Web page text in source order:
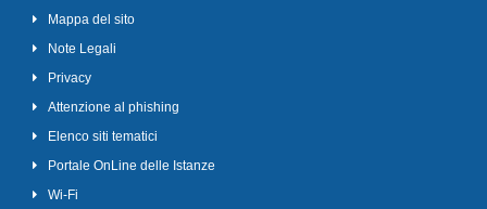
Mappa del sito
Note Legali
Privacy
Attenzione al phishing
Elenco siti tematici
Portale OnLine delle Istanze
Wi-Fi